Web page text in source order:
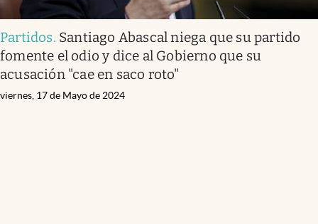
Partidos. Santiago Abascal niega que su partido
fomente el odio y dice al Gobierno que su
acusación "cae en saco roto"
viernes, 17 de Mayo de 2024